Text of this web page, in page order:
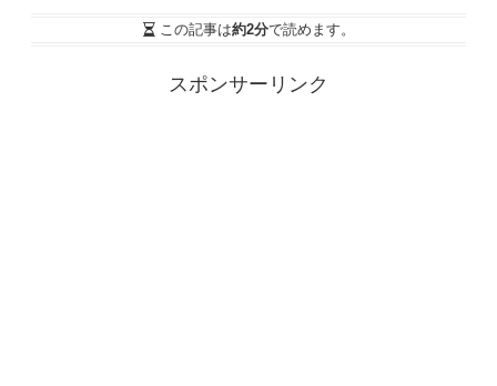
この記事は約2分で読めます。
スポンサーリンク